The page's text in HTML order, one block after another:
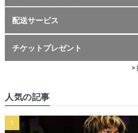
配送サービス
チケットプレゼント
>
人気の記事